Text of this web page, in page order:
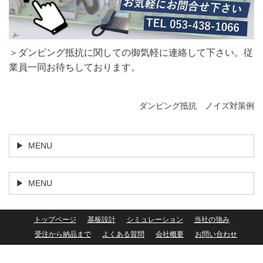
＞ダンピング抵抗に関しての御気軽に連絡して下さい。従
業員一同お待ちしております。
ダンピング抵抗 ノイズ対策例
MENU
MENU
トップページ 基板設計 シミュレーション
当社の強み
受注から納品まで
よくある質問 会社概要 お問い合わせ